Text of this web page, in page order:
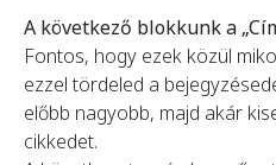
A következő blokkunk a
Fontos, hogy ezek közül
ezzel tördeled a
előbb nagyobb, majd akár
cikkedet.